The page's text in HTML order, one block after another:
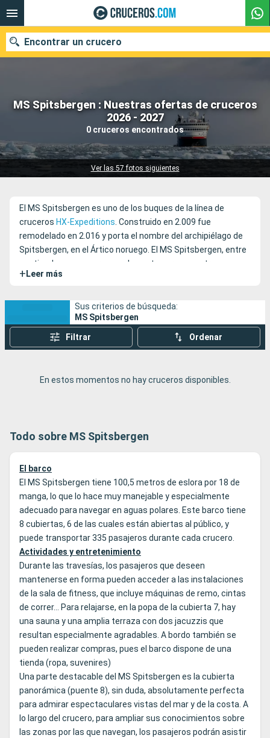
MS Spitsbergen : Nuestras ofertas de cruceros
2026 - 2027
0 cruceros encontrados
Ver las 57 fotos siguientes
Encontrar un crucero
Nuestros destinos
Fecha de salida
Compañías
El MS Spitsbergen es uno de los buques de la línea de
cruceros HX-Expeditions. Construido en 2.009 fue
remodelado en 2.016 y porta el nombre del archipiélago de
Spitsbergen, en el Ártico noruego. El MS Spitsbergen, entre
septiembre y mayo, recorre la costa noruega entre
septiembre y mayo, mientras que durante el resto del año
+ Leer más
Sus criterios de búsqueda:
MS Spitsbergen
Filtrar Ordenar
En estos momentos no hay cruceros disponibles.
Todo sobre MS Spitsbergen
El barco
El MS Spitsbergen tiene 100,5 metros de eslora por 18 de
manga, lo que lo hace muy manejable y especialmente
adecuado para navegar en aguas polares. Este barco tiene
8 cubiertas, 6 de las cuales están abiertas al público, y
puede transportar 335 pasajeros durante cada crucero.
Actividades y entretenimiento
Durante las travesías, los pasajeros que deseen
mantenerse en forma pueden acceder a las instalaciones
de la sala de fitness, que incluye máquinas de remo, cintas
de correr... Para relajarse, en la popa de la cubierta 7, hay
una sauna y una amplia terraza con dos jacuzzis que
resultan especialmente agradables. A bordo también se
pueden realizar compras, pues el barco dispone de una
tienda (ropa, suvenires)
Una parte destacable del MS Spitsbergen es la cubierta
panorámica (puente 8), sin duda, absolutamente perfecta
para admirar espectaculares vistas del mar y de la costa. A
lo largo del crucero, para ampliar sus conocimientos sobre
las zonas por las que navegan, los pasajeros podrán asistir